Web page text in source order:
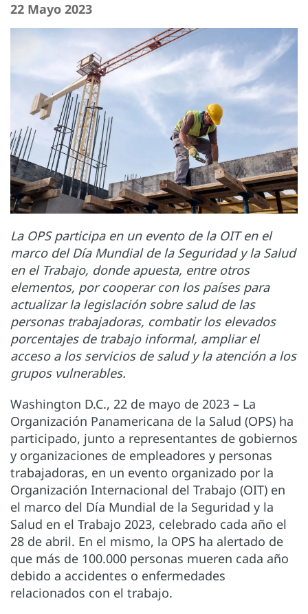
22 Mayo 2023
La OPS participa en un evento de la OIT en el
marco del Día Mundial de la Seguridad y la Salud
en el Trabajo, donde apuesta, entre otros
elementos, por cooperar con los países para
actualizar la legislación sobre salud de las
personas trabajadoras, combatir los elevados
porcentajes de trabajo informal, ampliar el
acceso a los servicios de salud y la atención a los
grupos vulnerables.
Washington D.C., 22 de mayo de 2023 – La
Organización Panamericana de la Salud (OPS) ha
participado, junto a representantes de gobiernos
y organizaciones de empleadores y personas
trabajadoras, en un evento organizado por la
Organización Internacional del Trabajo (OIT) en
el marco del Día Mundial de la Seguridad y la
Salud en el Trabajo 2023, celebrado cada año el
28 de abril. En el mismo, la OPS ha alertado de
que más de 100.000 personas mueren cada año
debido a accidentes o enfermedades
relacionados con el trabajo.